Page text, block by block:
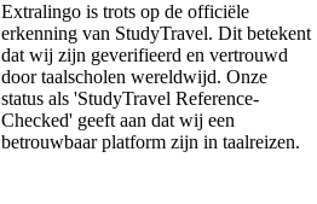
Extralingo is trots op de officiële
erkenning van StudyTravel. Dit betekent
dat wij zijn geverifieerd en vertrouwd
door taalscholen wereldwijd. Onze
status als 'StudyTravel Reference-
Checked' geeft aan dat wij een
betrouwbaar platform zijn in taalreizen.